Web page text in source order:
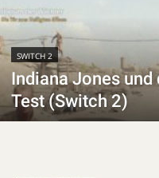
SWITCH 2
Indiana Jones
Test (Switch 2)